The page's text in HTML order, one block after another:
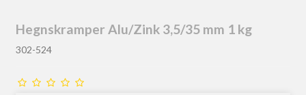
Hegnskramper Alu/Zink 3,5/35 mm 1 kg
302-524